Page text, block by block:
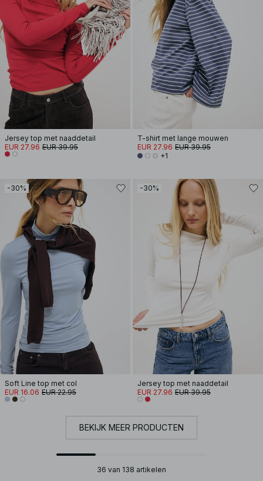
Jersey top met naaddetail
EUR 27.96 EUR 39.95
T-shirt met lange mouwen
EUR 27.96 EUR 39.95
+1
-30%
Soft Line top met col
EUR 16.06 EUR 22.95
-30%
Jersey top met naaddetail
EUR 27.96 EUR 39.95
BEKIJK MEER PRODUCTEN
36 van 138 artikelen